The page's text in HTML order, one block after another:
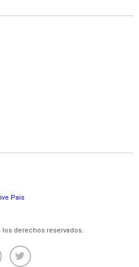
los derechos reservados.